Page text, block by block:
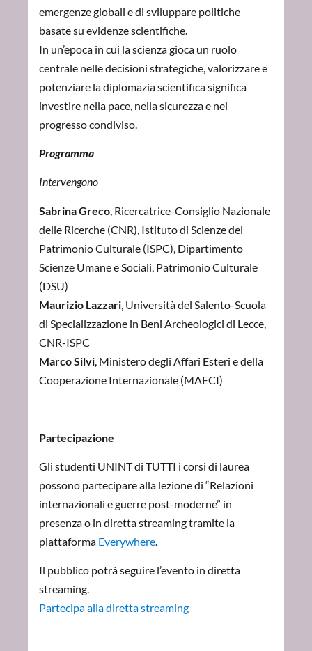
emergenze globali e di sviluppare politiche
basate su evidenze scientifiche.
In un’epoca in cui la scienza gioca un ruolo
centrale nelle decisioni strategiche, valorizzare e
potenziare la diplomazia scientifica significa
investire nella pace, nella sicurezza e nel
progresso condiviso.
Programma
Intervengono
Sabrina Greco , Ricercatrice-Consiglio Nazionale
delle Ricerche (CNR), Istituto di Scienze del
Patrimonio Culturale (ISPC), Dipartimento
Scienze Umane e Sociali, Patrimonio Culturale
(DSU)
Maurizio Lazzari , Università del Salento-Scuola
di Specializzazione in Beni Archeologici di Lecce,
CNR-ISPC
Marco Silvi , Ministero degli Affari Esteri e della
Cooperazione Internazionale (MAECI)
Partecipazione
Gli studenti UNINT di TUTTI i corsi di laurea
possono partecipare alla lezione di “Relazioni
internazionali e guerre post-moderne” in
presenza o in diretta streaming tramite la
piattaforma Everywhere.
Il pubblico potrà seguire l’evento in diretta
streaming.
Partecipa alla diretta streaming